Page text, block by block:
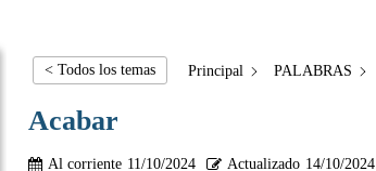
< Todos los temas Principal PALABRAS
Acabar
Al corriente 11/10/2024 Actualizado 14/10/2024